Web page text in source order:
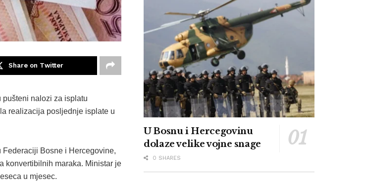
Share on Twitter
nalozi za isplatu
realizacija posljednje isplate u
Bosne i Hercegovine,
konvertibilnih maraka. Ministar je
u mjesec.
U Bosnu i Hercegovinu
dolaze velike vojne snage
0 SHARES